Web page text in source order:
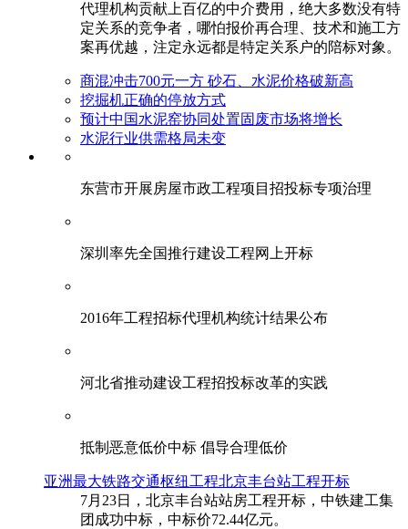
代理机构贡献上百亿的中介费用，绝大多数没有特
定关系的竞争者，哪怕报价再合理、技术和施工方
案再优越，注定永远都是特定关系户的陪标对象。
商混冲击700元一方 砂石、水泥价格破新高
挖掘机正确的停放方式
预计中国水泥窑协同处置固废市场将增长
水泥行业供需格局未变
东营市开展房屋市政工程项目招投标专项治理
深圳率先全国推行建设工程网上开标
2016年工程招标代理机构统计结果公布
河北省推动建设工程招投标改革的实践
抵制恶意低价中标 倡导合理低价
亚洲最大铁路交通枢纽工程北京丰台站工程开标
7月23日，北京丰台站站房工程开标，中铁建工集
团成功中标，中标价72.44亿元。